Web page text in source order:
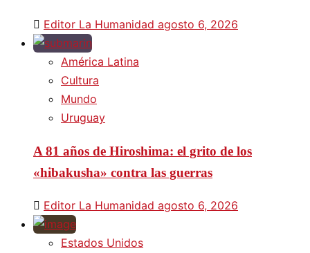
Editor La Humanidad agosto 6, 2026
América Latina
Cultura
Mundo
Uruguay
A 81 años de Hiroshima: el grito de los
«hibakusha» contra las guerras
Editor La Humanidad agosto 6, 2026
Estados Unidos